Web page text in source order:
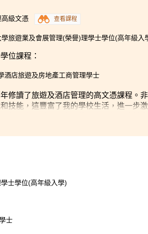
級文憑
查看課程
旅遊業及會展管理(榮譽)理學士學位(高年級入
位課程：
酒店旅遊及房地產工商管理學士
修讀了旅遊及酒店管理的高文憑課程。
技能，這豐富了我的學校生活，進一步
星級酒店，並在一家品牌酒店工作，這對
，講師們都很樂意為我們提供幫助。此外
情。
士學位(高年級入學)
士